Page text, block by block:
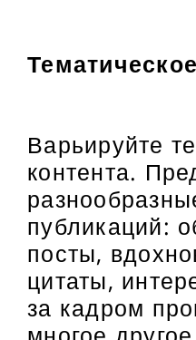
Варьируйте
контента.
публикаций:
посты,
цитаты,
за кадром